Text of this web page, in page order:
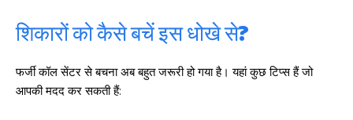
शिकारों को कैसे बचें इस धोखे से?
फर्जी कॉल सेंटर से बचना अब बहुत जरूरी हो गया है। यहां कुछ टिप्स हैं जो
आपकी मदद कर सकती हैं: